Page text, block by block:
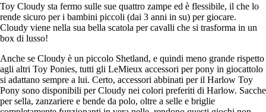
Toy Cloudy sta fermo sulle sue quattro zampe ed è flessibile, il che lo
rende sicuro per i bambini piccoli (dai 3 anni in su) per giocare.
Cloudy viene nella sua bella scatola per cavalli che si trasforma in un
box di lusso!
Anche se Cloudy è un piccolo Shetland, e quindi meno grande rispetto
agli altri Toy Ponies, tutti gli LeMieux accessori per pony in giocattolo
si adattano sempre a lui. Certo, accessori abbinati per il Harlow Toy
Pony sono disponibili per Cloudy nei colori preferiti di Harlow. Sacche
per sella, zanzariere e bende da polo, oltre a selle e briglie